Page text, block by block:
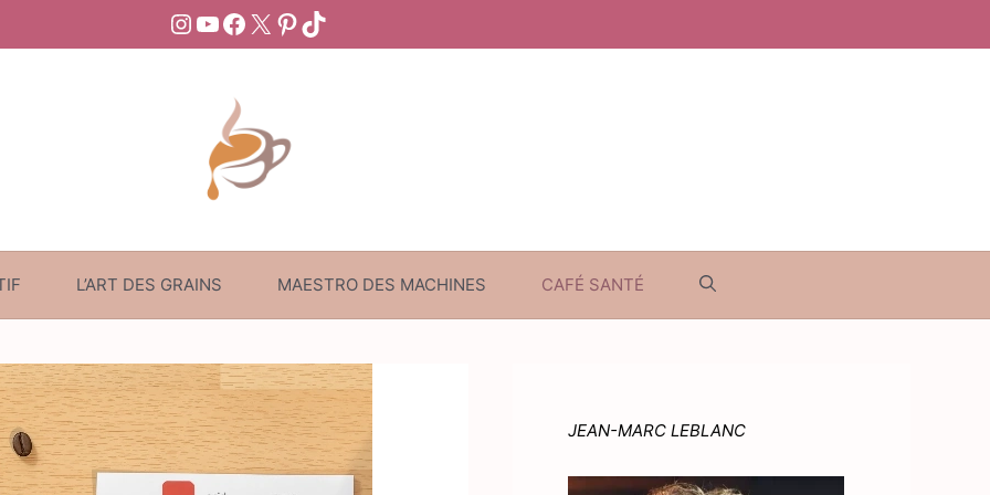
Instagram
YouTube
Facebook
X Pinterest
TikTok
L’ART DES GRAINS MAESTRO DES MACHINES CAFÉ SANTÉ
JEAN-MARC LEBLANC